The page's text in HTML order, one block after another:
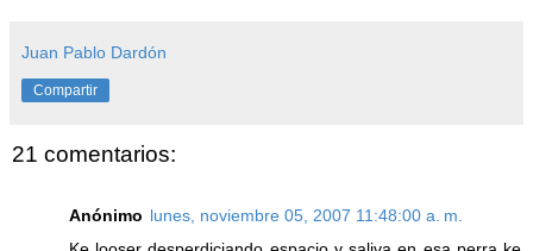
Juan Pablo Dardón
Compartir
21 comentarios:
Anónimo lunes, noviembre 05, 2007 11:48:00 a. m.